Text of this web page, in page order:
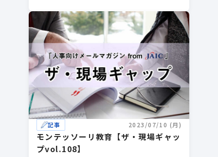
記事 2023/07/10 (月)
モンテッソーリ教育【ザ・現場ギャッ
プvol.108】